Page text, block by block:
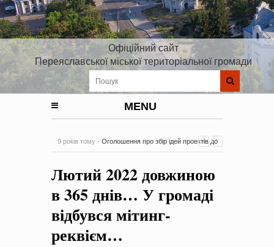
Офіційний сайт
Переяславської міської територіальної громади
MENU
9 років тому - Оголошення про збір ідей проектів до
на період 2018 – 2020 роки Оголошення про збір ідей
Лютий 2022 довжиною
в 365 днів… У громаді
відбувся мітинг-
реквієм…